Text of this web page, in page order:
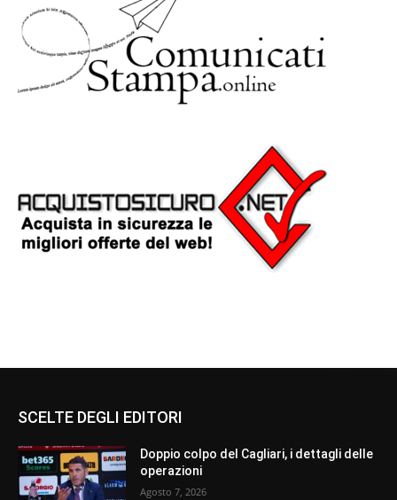
SCELTE DEGLI EDITORI
Doppio colpo del Cagliari, i dettagli delle
operazioni
Agosto 7, 2026